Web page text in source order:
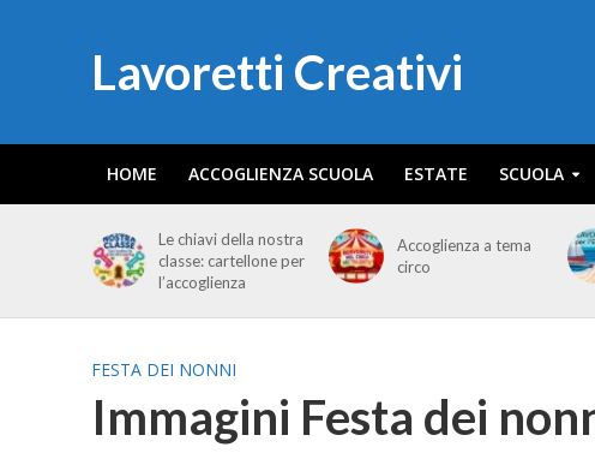
Lavoretti Creativi
HOME ACCOGLIENZA SCUOLA ESTATE SCUOLA
Le chiavi della nostra
classe: cartellone per
l’accoglienza
Accoglienza a tema
circo
FESTA DEI NONNI
Immagini Festa dei